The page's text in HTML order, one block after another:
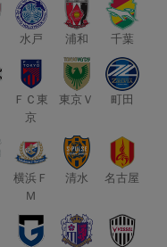
水戸 浦和 千葉
ＦＣ東
京
東京Ｖ 町田
横浜Ｆ
Ｍ
清水 名古屋